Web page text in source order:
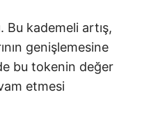
Bu kademeli artış,
genişlemesine
bu tokenin değer
etmesi